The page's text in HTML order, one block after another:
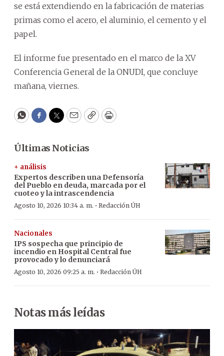
se está extendiendo en la fabricación de materias
primas como el acero, el aluminio, el cemento y el
papel.
El informe fue presentado en el marco de la XV
Conferencia General de la ONUDI, que concluye
mañana, viernes.
WhatsApp
Facebook
Twitter
EmailCopyPrint
Últimas Noticias
+ análisis
Expertos describen una Defensoría
del Pueblo en deuda, marcada por el
cuoteo y la intrascendencia
Agosto 10, 2026 10:34 a. m. · Redacción ÚH
Nacionales
IPS sospecha que principio de
incendio en Hospital Central fue
provocado y lo denunciará
Agosto 10, 2026 09:25 a. m. · Redacción ÚH
Notas más leídas